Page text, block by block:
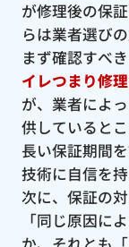
が修理後の保
らは業者選び
まず確認すべ
イレつまり修
が、業者によ
供していると
長い保証期間
技術に自信を
次に、保証の
「同じ原因に